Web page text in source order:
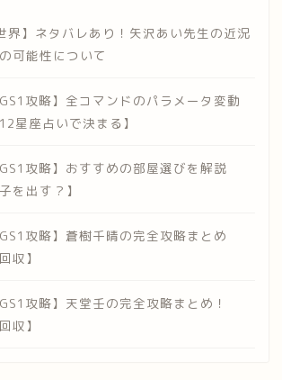
界】ネタバレあり！矢沢あい先生の近況
可能性について
攻略】全コマンドのパラメータ変動
星座占いで決まる】
GS1攻略】おすすめの部屋選びを解説
を出す？】
攻略】蒼樹千晴の完全攻略まとめ
収】
攻略】天堂壬の完全攻略まとめ！
収】